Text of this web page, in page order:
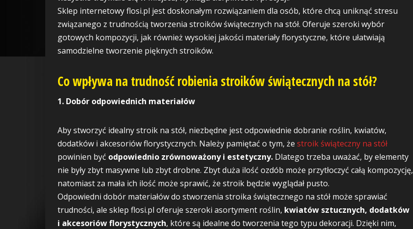
Sklep internetowy flosi.pl jest doskonałym rozwiązaniem dla osób, które chcą uniknąć stresu
związanego z trudnością tworzenia stroików świątecznych na stół. Oferuje szeroki wybór
gotowych kompozycji, jak również wysokiej jakości materiały florystyczne, które ułatwiają
samodzielne tworzenie pięknych stroików.
Co wpływa na trudność robienia stroików świątecznych na stół?
1. Dobór odpowiednich materiałów
Aby stworzyć idealny stroik na stół, niezbędne jest odpowiednie dobranie roślin, kwiatów,
dodatków i akcesoriów florystycznych. Należy pamiętać o tym, że stroik świąteczny na stół
powinien być odpowiednio zrównoważony i estetyczny. Dlatego trzeba uważać, by elementy
nie były zbyt masywne lub zbyt drobne. Zbyt duża ilość ozdób może przytłoczyć całą kompozycję,
natomiast za mała ich ilość może sprawić, że stroik będzie wyglądał pusto.
Odpowiedni dobór materiałów do stworzenia stroika świątecznego na stół może sprawiać
trudności, ale sklep flosi.pl oferuje szeroki asortyment roślin, kwiatów sztucznych, dodatków
i akcesoriów florystycznych, które są idealne do tworzenia tego typu dekoracji. Dzięki nim,